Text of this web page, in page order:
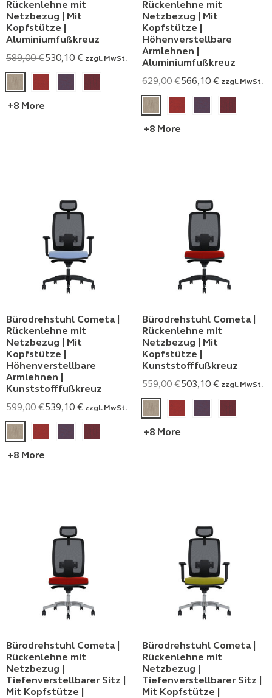
Rückenlehne mit
Netzbezug | Mit
Kopfstütze |
Aluminiumfußkreuz
589,00€530,10 € zzgl. MwSt.
+8 More
Rückenlehne mit
Netzbezug | Mit
Kopfstütze |
Höhenverstellbare
Armlehnen |
Aluminiumfußkreuz
629,00€566,10 € zzgl. MwSt.
+8 More
Bürodrehstuhl Cometa |
Rückenlehne mit
Netzbezug | Mit
Kopfstütze |
Höhenverstellbare
Armlehnen |
Kunststofffußkreuz
599,00€539,10 € zzgl. MwSt.
+8 More
Bürodrehstuhl Cometa |
Rückenlehne mit
Netzbezug | Mit
Kopfstütze |
Kunststofffußkreuz
559,00€503,10 € zzgl. MwSt.
+8 More
Bürodrehstuhl Cometa |
Rückenlehne mit
Netzbezug |
Tiefenverstellbarer Sitz |
Mit Kopfstütze |
Bürodrehstuhl Cometa |
Rückenlehne mit
Netzbezug |
Tiefenverstellbarer Sitz |
Mit Kopfstütze |